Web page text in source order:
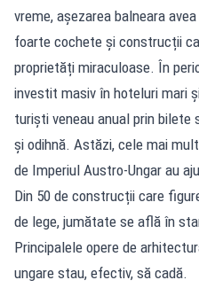
vreme, așezarea balneara
foarte cochete și construcții
proprietăți miraculoase. În
investit masiv în hoteluri mari
turiști veneau anual prin bilete
și odihnă. Astăzi, cele mai
de Imperiul Austro-Ungar au
Din 50 de construcții care
de lege, jumătate se află în
Principalele opere de
ungare stau, efectiv, să cadă.